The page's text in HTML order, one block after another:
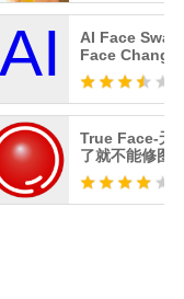
AI Face Swap
Face Changer
True Face-无
了就不能修图
机